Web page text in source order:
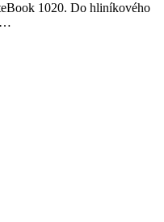
1020. Do hliníkového